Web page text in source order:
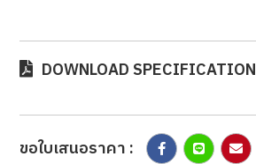
DOWNLOAD SPECIFICATION
ขอใบเสนอราคา :